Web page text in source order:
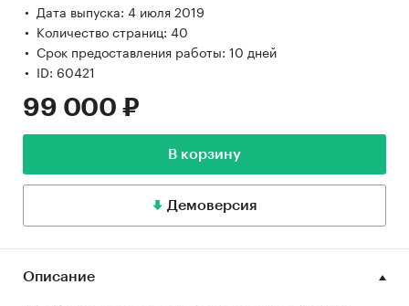
Дата выпуска: 4 июля 2019
Количество страниц: 40
Срок предоставления работы: 10 дней
ID: 60421
99 000 ₽
В корзину
Демоверсия
Описание